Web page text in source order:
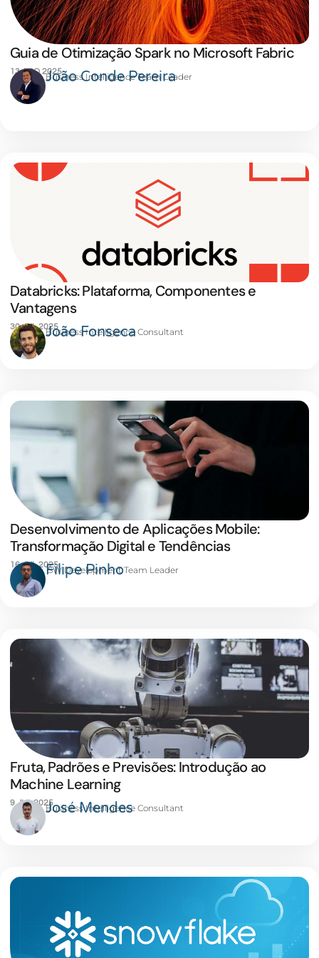
Guia de Otimização Spark no Microsoft Fabric
13 AGO 2025João Conde Pereira
Business Intelligence Team Leader
Databricks: Plataforma, Componentes e
Vantagens
30 JUL 2025João Fonseca
Business Intelligence Consultant
Desenvolvimento de Aplicações Mobile:
Transformação Digital e Tendências
16 JUL 2025Filipe Pinho
SW Development Team Leader
Fruta, Padrões e Previsões: Introdução ao
Machine Learning
9 JUL 2025José Mendes
Business Intelligence Consultant